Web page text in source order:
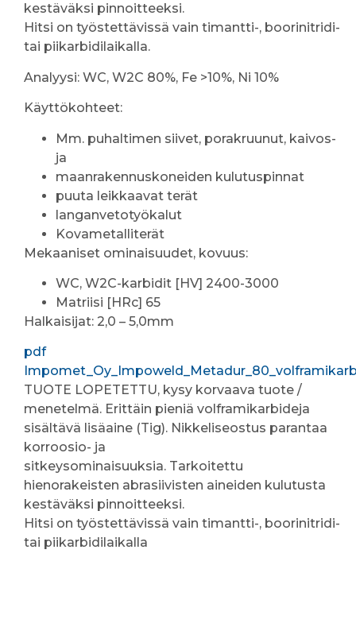
kestäväksi pinnoitteeksi.
Hitsi on työstettävissä vain timantti-, boorinitridi-
tai piikarbidilaikalla.
Analyysi: WC, W2C 80%, Fe >10%, Ni 10%
Käyttökohteet:
Mm. puhaltimen siivet, porakruunut, kaivos-
ja
maanrakennuskoneiden kulutuspinnat
puuta leikkaavat terät
langanvetotyökalut
Kovametalliterät
Mekaaniset ominaisuudet, kovuus:
WC, W2C-karbidit [HV] 2400-3000
Matriisi [HRc] 65
Halkaisijat: 2,0 – 5,0mm
pdf
TUOTE LOPETETTU, kysy korvaava tuote /
menetelmä. Erittäin pieniä volframikarbideja
sisältävä lisäaine (Tig). Nikkeliseostus parantaa
korroosio- ja
sitkeysominaisuuksia. Tarkoitettu
hienorakeisten abrasiivisten aineiden kulutusta
kestäväksi pinnoitteeksi.
Hitsi on työstettävissä vain timantti-, boorinitridi-
tai piikarbidilaikalla